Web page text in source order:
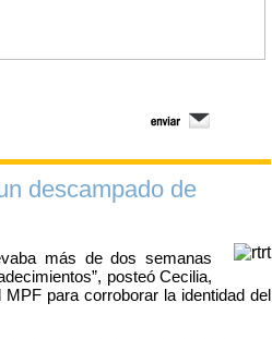
descampado de
más de dos semanas
posteó Cecilia,
para corroborar la identidad del